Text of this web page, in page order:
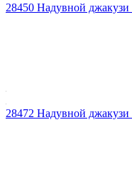
28450 Надувной джакузи
28472 Надувной